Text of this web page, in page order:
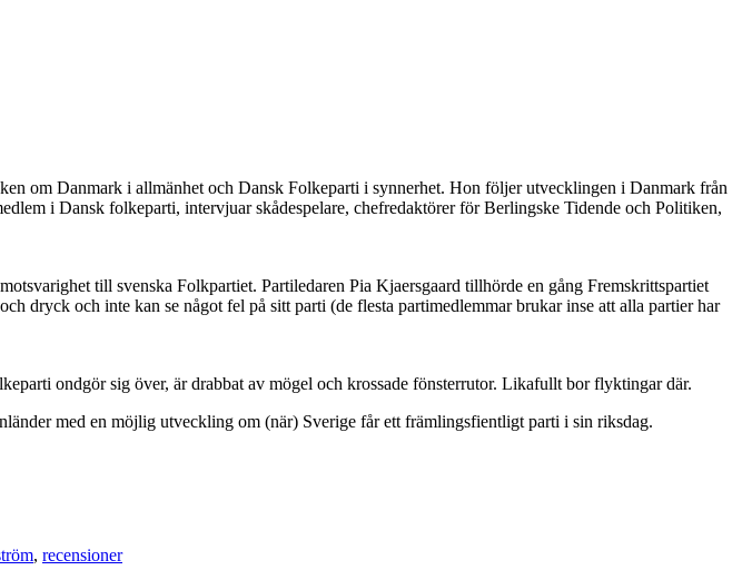
om Danmark i allmänhet och Dansk Folkeparti i synnerhet. Hon följer utvecklingen i Danmark från
i Dansk folkeparti, intervjuar skådespelare, chefredaktörer för Berlingske Tidende och Politiken,
till svenska Folkpartiet. Partiledaren Pia Kjaersgaard tillhörde en gång Fremskrittspartiet
dryck och inte kan se något fel på sitt parti (de flesta partimedlemmar brukar inse att alla partier har
ondgör sig över, är drabbat av mögel och krossade fönsterrutor. Likafullt bor flyktingar där.
med en möjlig utveckling om (när) Sverige får ett främlingsfientligt parti i sin riksdag.
, recensioner